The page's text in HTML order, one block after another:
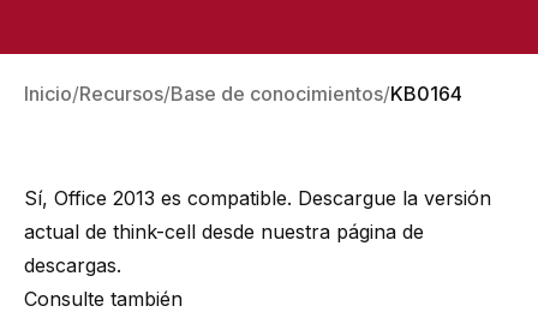
Inicio Recursos Base de conocimientos KB0164
Sí, Office 2013 es compatible. Descargue la versión
actual de think-cell desde nuestra página de
descargas.
Consulte también